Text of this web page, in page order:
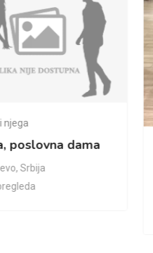
njega
poslovna dama
, Srbija